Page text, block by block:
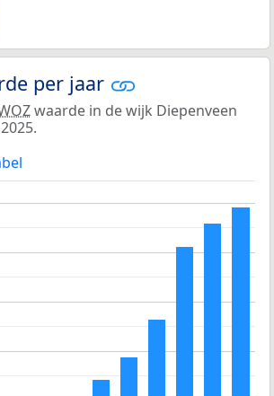
per jaar
waarde in de wijk Diepenveen